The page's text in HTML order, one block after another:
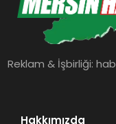
Reklam & İşbirliği:
Hakkımızda